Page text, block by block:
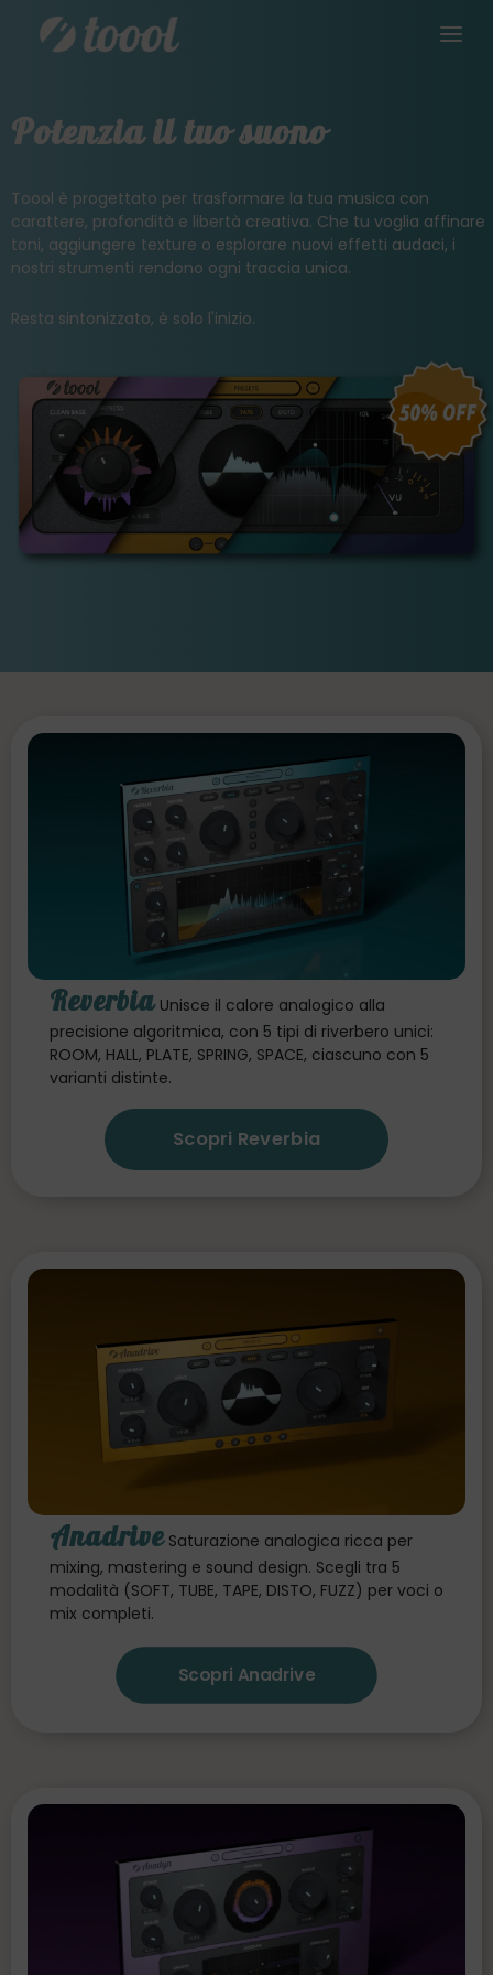
Potenzia il tuo suono
Toool è progettato per trasformare la tua musica con
carattere, profondità e libertà creativa. Che tu voglia affinare
toni, aggiungere texture o esplorare nuovi effetti audaci, i
nostri strumenti rendono ogni traccia unica.
Resta sintonizzato, è solo l'inizio.
Reverbia Unisce il calore analogico alla
precisione algoritmica, con 5 tipi di riverbero unici:
ROOM, HALL, PLATE, SPRING, SPACE, ciascuno con 5
varianti distinte.
Scopri Reverbia
Anadrive Saturazione analogica ricca per
mixing, mastering e sound design. Scegli tra 5
modalità (SOFT, TUBE, TAPE, DISTO, FUZZ) per voci o
mix completi.
Scopri Anadrive